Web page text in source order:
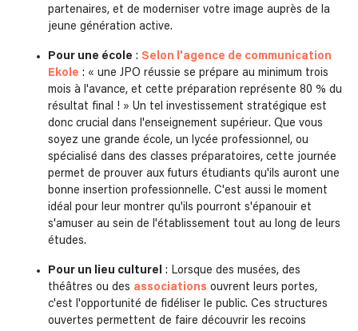
partenaires, et de moderniser votre image auprès de la
jeune génération active.
Pour une école : Selon l'agence de communication
Ekole : « une JPO réussie se prépare au minimum trois
mois à l'avance, et cette préparation représente 80 % du
résultat final ! » Un tel investissement stratégique est
donc crucial dans l'enseignement supérieur. Que vous
soyez une grande école, un lycée professionnel, ou
spécialisé dans des classes préparatoires, cette journée
permet de prouver aux futurs étudiants qu'ils auront une
bonne insertion professionnelle. C'est aussi le moment
idéal pour leur montrer qu'ils pourront s'épanouir et
s'amuser au sein de l'établissement tout au long de leurs
études.
Pour un lieu culturel
: Lorsque des musées, des
théâtres ou des associations ouvrent leurs portes,
c'est l'opportunité de fidéliser le public. Ces structures
ouvertes permettent de faire découvrir les recoins